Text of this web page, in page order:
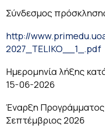
Σύνδεσμος
http://
2027_TELIKO__1_.pdf
Ημερομηνία λήξης
15-06-2026
Έναρξη
Σεπτέμβριος 2026